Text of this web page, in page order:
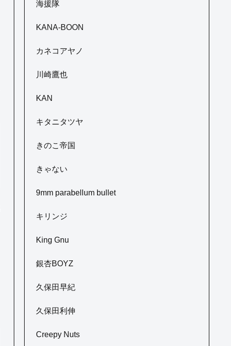
海援隊
KANA-BOON
カネコアヤノ
川崎鷹也
KAN
キタニタツヤ
きのこ帝国
きゃない
9mm parabellum bullet
キリンジ
King Gnu
銀杏BOYZ
久保田早紀
久保田利伸
Creepy Nuts